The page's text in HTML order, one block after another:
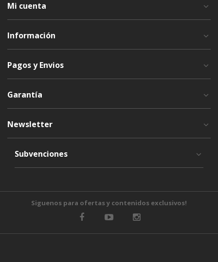
Mi cuenta
Información
Pagos y Envios
Garantía
Newsletter
Subvenciones
Siguenos para ofertas y contenidos exclusivos!